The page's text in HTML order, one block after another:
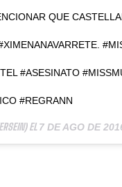
QUE
#ASESINATO
#REGRANN
EL 7 DE AGO DE